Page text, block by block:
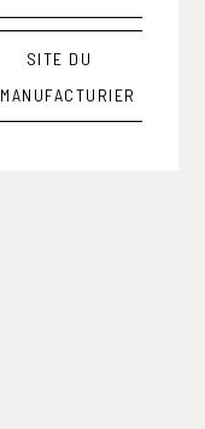
SITE DU
MANUFACTURIER